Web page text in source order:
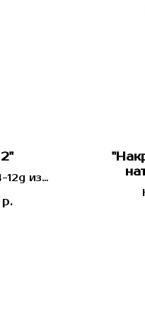
12g из
(США)
р.